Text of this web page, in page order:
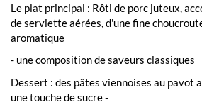
Le plat principal : Rôti de porc juteux,
de serviette aérées, d'une fine
aromatique
- une composition de saveurs classiques
Dessert : des pâtes viennoises au pavot
une touche de sucre -